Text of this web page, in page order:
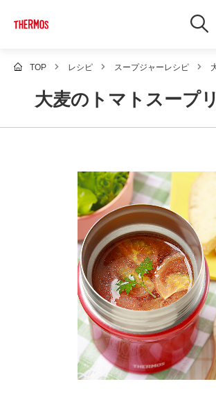
新
し
ィ
ウ
で
サ
検
索
を
開
き
ま
す
TOP レシピ スープジャーレシピ
大麦のトマトスープ